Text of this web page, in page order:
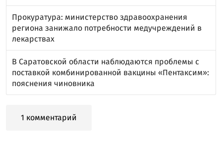
Прокуратура: министерство здравоохранения
региона занижало потребности медучреждений в
лекарствах
В Саратовской области наблюдаются проблемы с
поставкой комбинированной вакцины «Пентаксим»:
пояснения чиновника
1 комментарий